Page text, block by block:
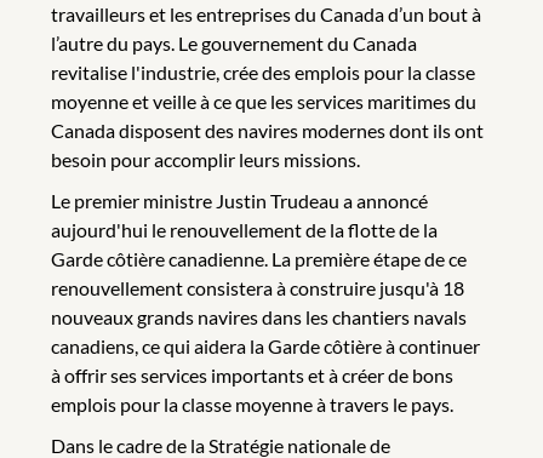
travailleurs et les entreprises du Canada d’un bout à
l’autre du pays. Le gouvernement du Canada
revitalise l'industrie, crée des emplois pour la classe
moyenne et veille à ce que les services maritimes du
Canada disposent des navires modernes dont ils ont
besoin pour accomplir leurs missions.
Le premier ministre Justin Trudeau a annoncé
aujourd'hui le renouvellement de la flotte de la
Garde côtière canadienne. La première étape de ce
renouvellement consistera à construire jusqu'à 18
nouveaux grands navires dans les chantiers navals
canadiens, ce qui aidera la Garde côtière à continuer
à offrir ses services importants et à créer de bons
emplois pour la classe moyenne à travers le pays.
Dans le cadre de la Stratégie nationale de